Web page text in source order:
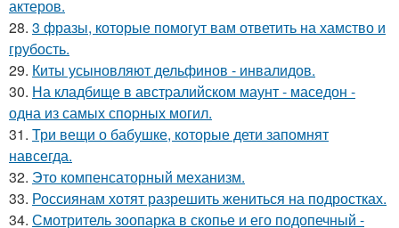
актеров.
28. 3 фразы, которые помогут вам ответить на хамство и
грубость.
29. Киты усыновляют дельфинов - инвалидов.
30. На кладбище в австpалийском маунт - маседон -
одна из самых спopных могил.
31. Три вещи о бабушке, которые дети запомнят
навсегда.
32. Это компенсаторный механизм.
33. Россиянам хотят разрешить жениться на подростках.
34. Смотритель зоопарка в скопье и его подопечный -